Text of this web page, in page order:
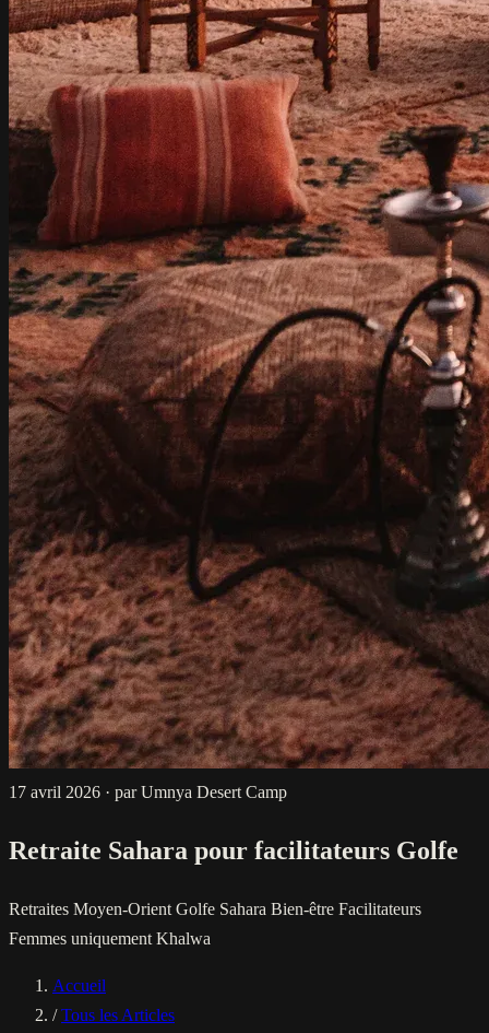
17 avril 2026 · par Umnya Desert Camp
Retraite Sahara pour facilitateurs Golfe
Retraites Moyen-Orient Golfe Sahara Bien-être Facilitateurs
Femmes uniquement Khalwa
Accueil
/ Tous les Articles